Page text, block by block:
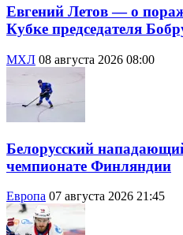
Евгений Летов — о
Кубке председателя
МХЛ 08 августа 2026 08:00
Белорусский
чемпионате Финляндии
Европа 07 августа 2026 21:45